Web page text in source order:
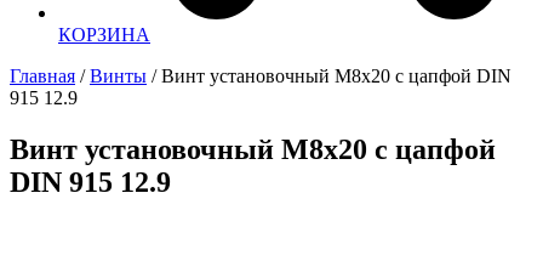
КОРЗИНА
Главная /Винты / Винт установочный М8х20 с цапфой DIN
915 12.9
Винт установочный М8х20 с цапфой
DIN 915 12.9